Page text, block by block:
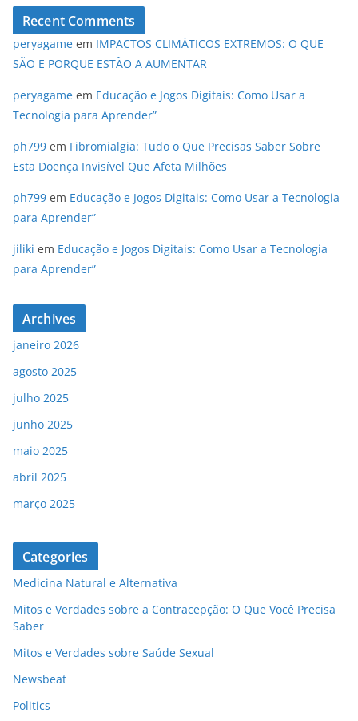
Recent Comments
peryagame em IMPACTOS CLIMÁTICOS EXTREMOS: O QUE
SÃO E PORQUE ESTÃO A AUMENTAR
peryagame em Educação e Jogos Digitais: Como Usar a
Tecnologia para Aprender”
ph799 em Fibromialgia: Tudo o Que Precisas Saber Sobre
Esta Doença Invisível Que Afeta Milhões
ph799 em Educação e Jogos Digitais: Como Usar a Tecnologia
para Aprender”
jiliki em Educação e Jogos Digitais: Como Usar a Tecnologia
para Aprender”
Archives
janeiro 2026
agosto 2025
julho 2025
junho 2025
maio 2025
abril 2025
março 2025
Categories
Medicina Natural e Alternativa
Mitos e Verdades sobre a Contracepção: O Que Você Precisa
Saber
Mitos e Verdades sobre Saúde Sexual
Newsbeat
Politics